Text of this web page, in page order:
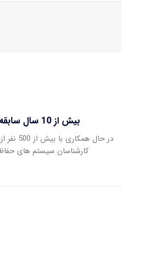
بیش از 10 سال سابقه
در حال
کارشناسان سیستم های